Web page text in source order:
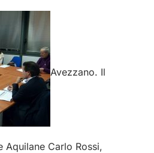
Avezzano. Il
Aquilane Carlo Rossi,